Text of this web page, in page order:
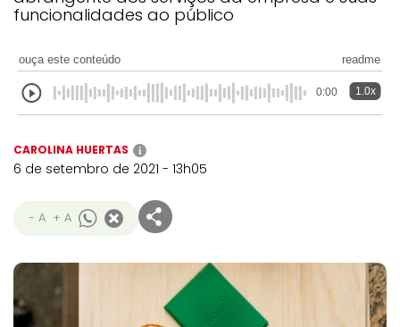
funcionalidades ao público
ouça este conteúdo readme
0:00 1.0x
CAROLINA HUERTAS i
6 de setembro de 2021 - 13h05
- A + A